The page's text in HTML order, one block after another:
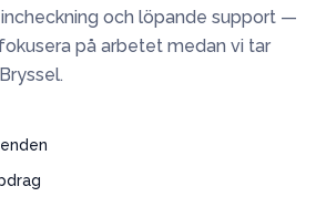
och löpande support —
på arbetet medan vi tar
Bryssel.